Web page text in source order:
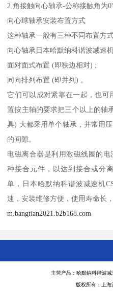
2.角接触向心轴承-公称接触角为
向心球轴承安装布置方式
这种轴承一般有三种不同布置方
向心轴承日本哈默纳科谐波减速
面对面式布置 (即狭边相对) ;
同向排列布置 (即并列) 。
它们可以成对紧靠在一起，也
置按主轴的要求把三个以上的轴
具) 大都采用单个轴承，并常用
的间隙。
电磁离合器是利用激磁线圈的
种接合元件，以达到接合或分
单，日本哈默纳科谐波减速机
速，安装维修方便，使用寿命长
m.bangtian2021.b2b168.com
主营产品：哈默纳科谐波
版权所有：上海